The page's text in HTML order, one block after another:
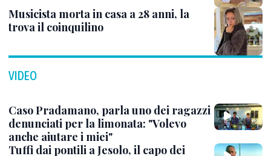
Musicista morta in casa a 28 anni, la
trova il coinquilino
VIDEO
Caso Pradamano, parla uno dei ragazzi
denunciati per la limonata: "Volevo
anche aiutare i miei"
Tuffi dai pontili a Jesolo, il capo dei